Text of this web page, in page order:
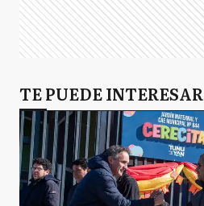
TE PUEDE INTERESAR